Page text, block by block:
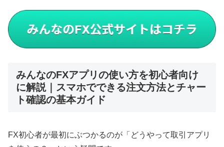
みんなのFXアプリの使い方を初心者向け
に解説｜スマホでできる注文方法とチャー
ト確認の基本ガイド
FX初心者が最初にぶつかるのが「どうやって取引アプリ